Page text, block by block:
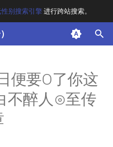
别搜索引擎进行跨站搜索。
便要O了你这
不醉人⊙至传